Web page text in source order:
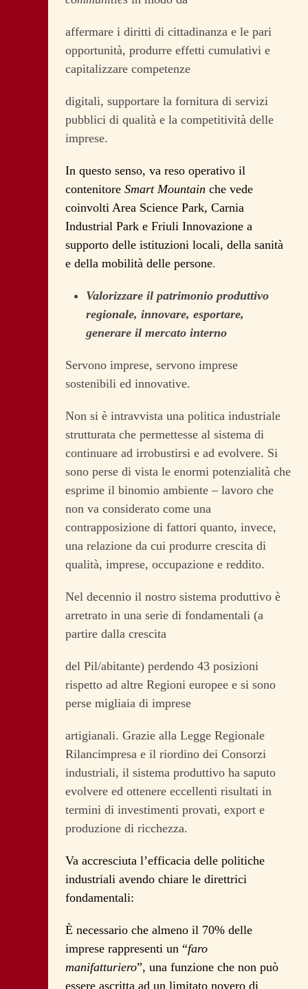
affermare i diritti di cittadinanza e le pari
opportunità, produrre effetti cumulativi e
capitalizzare competenze
digitali, supportare la fornitura di servizi
pubblici di qualità e la competitività delle
imprese.
In questo senso, va reso operativo il
contenitore Smart Mountain che vede
coinvolti Area Science Park, Carnia
Industrial Park e Friuli Innovazione a
supporto delle istituzioni locali, della sanità
e della mobilità delle persone.
Valorizzare il patrimonio produttivo
regionale, innovare, esportare,
generare il mercato interno
Servono imprese, servono imprese
sostenibili ed innovative.
Non si è intravvista una politica industriale
strutturata che permettesse al sistema di
continuare ad irrobustirsi e ad evolvere. Si
sono perse di vista le enormi potenzialità che
esprime il binomio ambiente – lavoro che
non va considerato come una
contrapposizione di fattori quanto, invece,
una relazione da cui produrre crescita di
qualità, imprese, occupazione e reddito.
Nel decennio il nostro sistema produttivo è
arretrato in una serie di fondamentali (a
partire dalla crescita
del Pil/abitante) perdendo 43 posizioni
rispetto ad altre Regioni europee e si sono
perse migliaia di imprese
artigianali. Grazie alla Legge Regionale
Rilancimpresa e il riordino dei Consorzi
industriali, il sistema produttivo ha saputo
evolvere ed ottenere eccellenti risultati in
termini di investimenti provati, export e
produzione di ricchezza.
Va accresciuta l’efficacia delle politiche
industriali avendo chiare le direttrici
fondamentali:
È necessario che almeno il 70% delle
imprese rappresenti un “faro
manifatturiero”, una funzione che non può
essere ascritta ad un limitato novero di